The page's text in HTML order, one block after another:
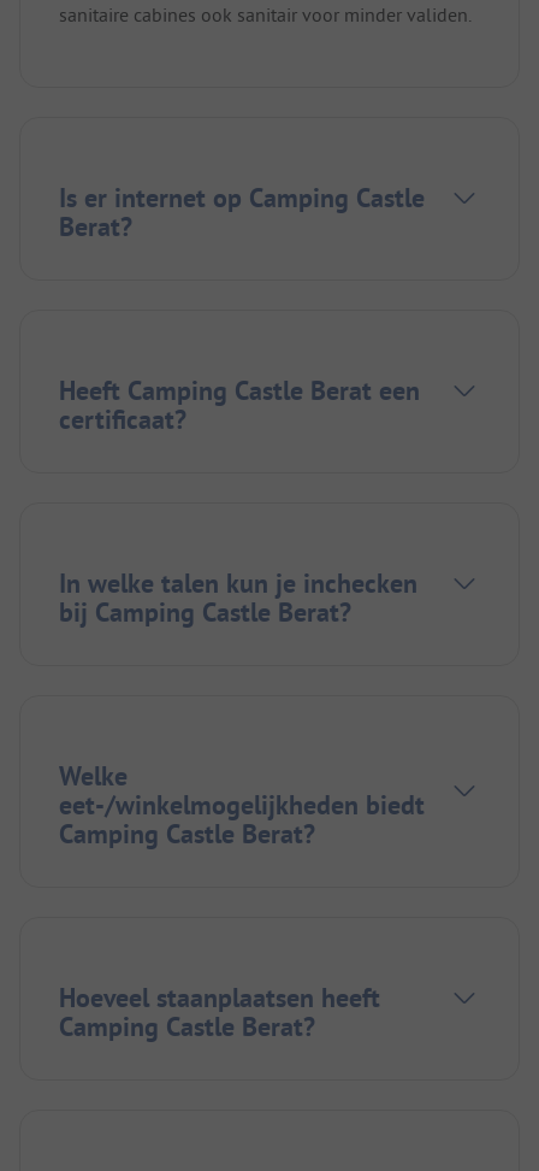
sanitaire cabines ook sanitair voor minder validen.
Is er internet op Camping Castle
Berat?
Heeft Camping Castle Berat een
certificaat?
In welke talen kun je inchecken
bij Camping Castle Berat?
Welke
eet-/winkelmogelijkheden biedt
Camping Castle Berat?
Hoeveel staanplaatsen heeft
Camping Castle Berat?